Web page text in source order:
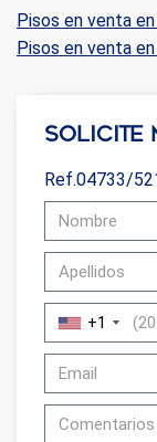
Pisos en venta
Pisos en venta
Solicite
Ref.04733/
+1